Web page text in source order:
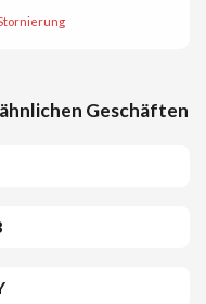
Geschäften